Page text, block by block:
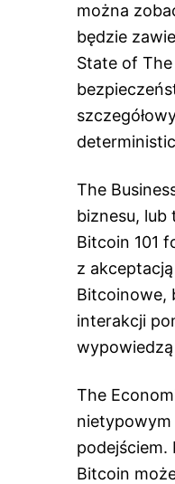
można
będzie
State of
The
biznesu, lub
Bitcoin 101
z
Bitcoinowe,
interakcji
The
nietypowym
podejściem.
Bitcoin